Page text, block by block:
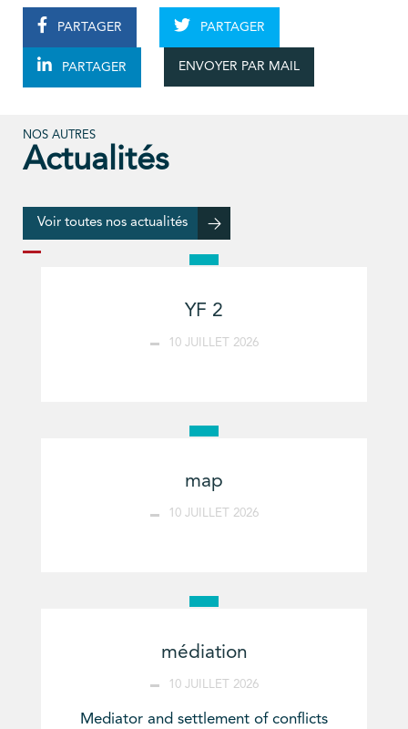
PARTAGER PARTAGER
PARTAGER ENVOYER PAR MAIL
NOS AUTRES
Actualités
Voir toutes nos actualités
YF 2
10 JUILLET 2026
map
10 JUILLET 2026
médiation
10 JUILLET 2026
Mediator and settlement of conflicts